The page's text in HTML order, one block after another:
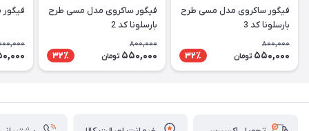
فیگور ساکروی مدل مسی طرح
بارسلونا کد 3
800,000
550,000 تومان 32٪
فیگور ساکروی مدل مسی طرح
بارسلونا کد 2
800,000
550,000 تومان 32٪